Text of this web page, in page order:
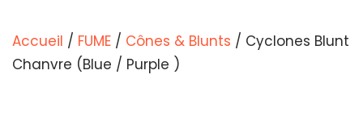
Accueil / FUME / Cônes & Blunts / Cyclones Blunt
Chanvre (Blue / Purple )